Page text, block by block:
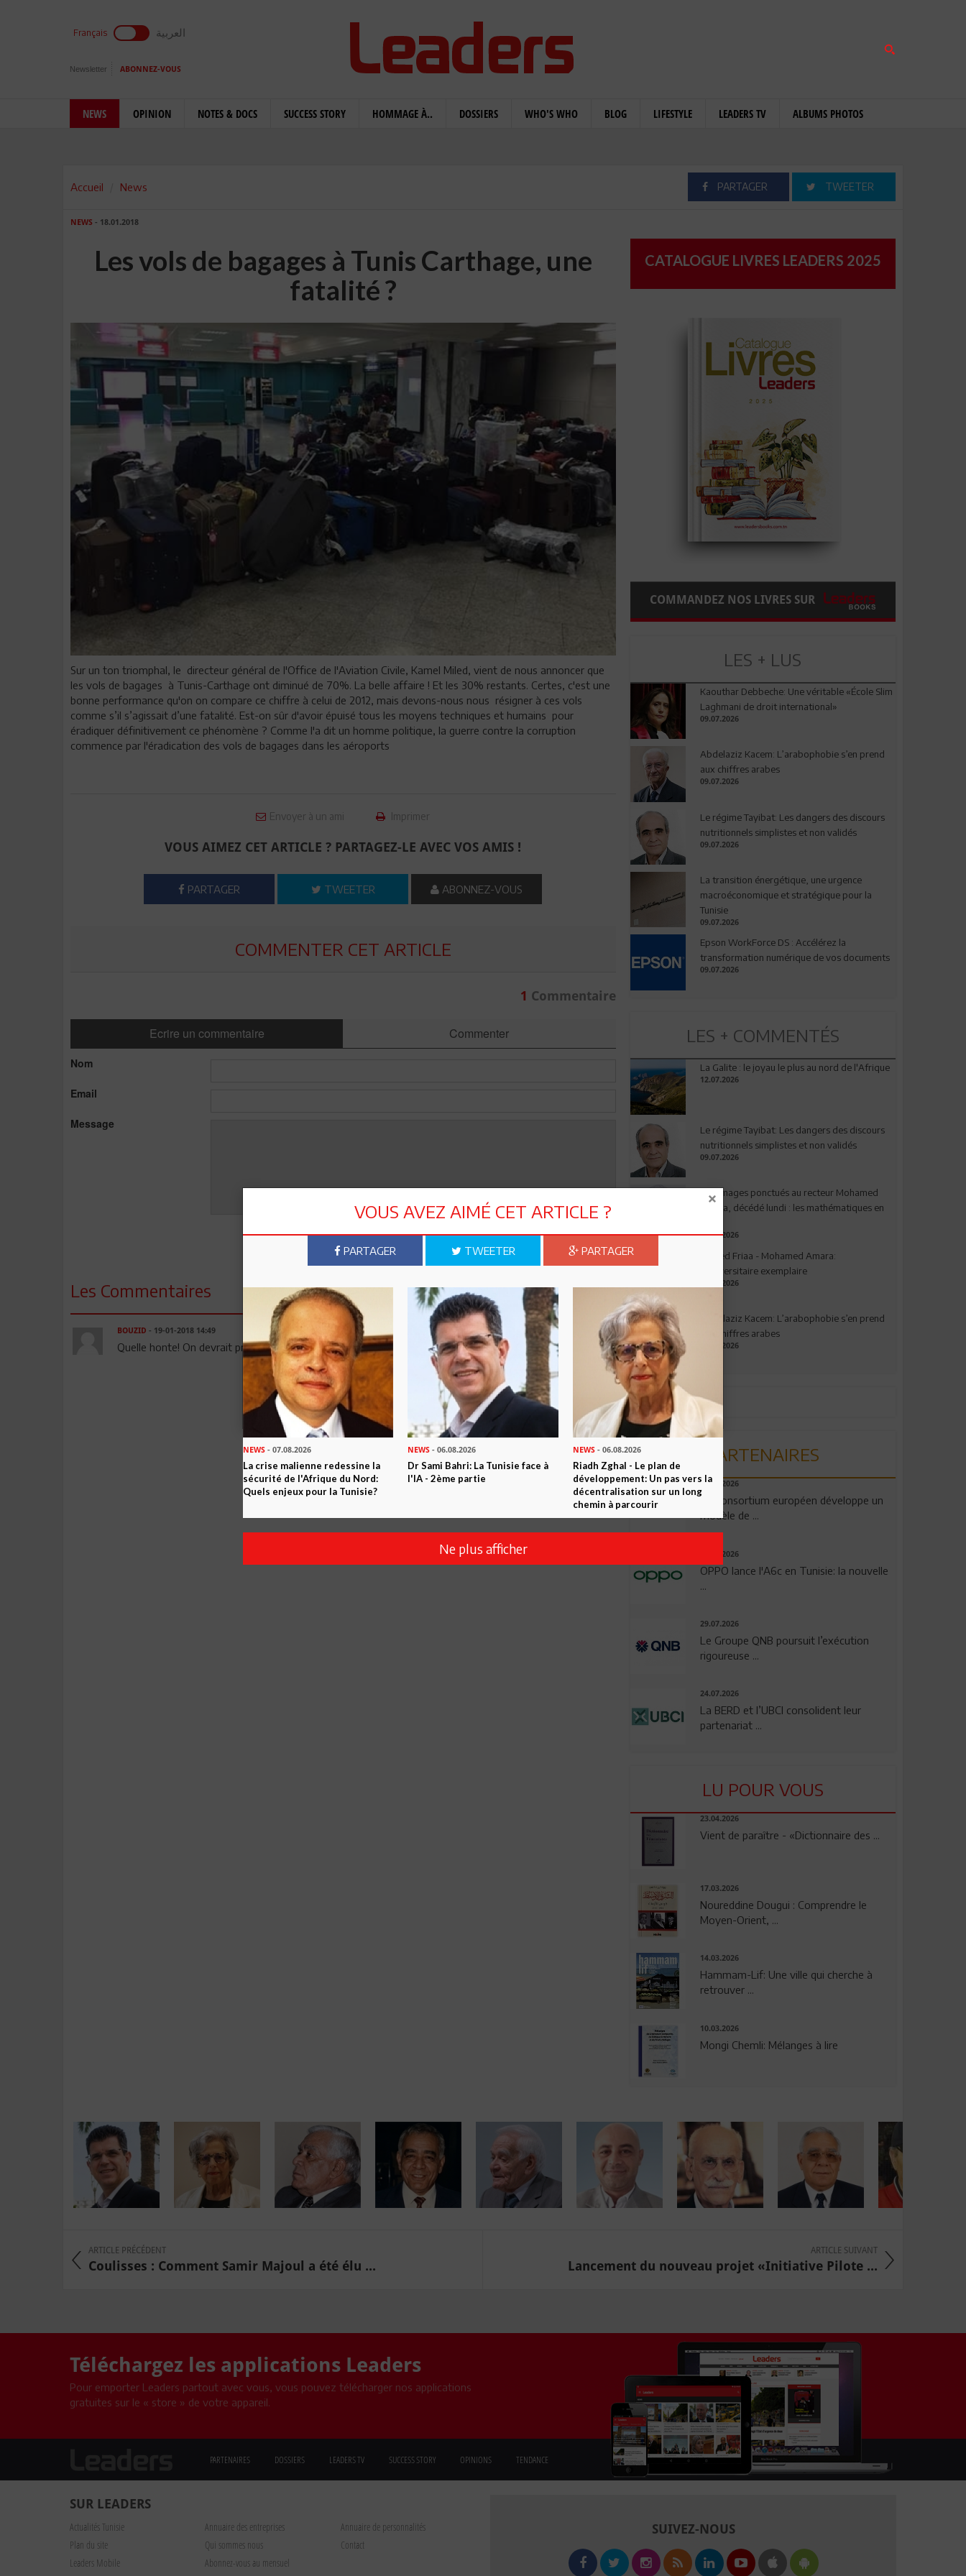
Français العربية
Newsletter ABONNEZ-VOUS
NEWS OPINION NOTES & DOCS SUCCESS STORY HOMMAGE À.. DOSSIERS WHO'S WHO BLOG LIFESTYLE LEADERS TV ALBUMS PHOTOS
Accueil News PARTAGER TWEETER
NEWS - 18.01.2018
Les vols de bagages à Tunis Carthage, une
fatalité ?
Sur un ton triomphal, le directeur général de l'Office de l'Aviation Civile, Kamel Miled, vient de nous annoncer que
les vols de bagages à Tunis-Carthage ont diminué de 70%. La belle affaire ! Et les 30% restants. Certes, c'est une
bonne performance qu'on on compare ce chiffre à celui de 2012, mais devons-nous nous résigner à ces vols
comme s’il s’agissait d’une fatalité. Est-on sûr d'avoir épuisé tous les moyens techniques et humains pour
éradiquer définitivement ce phénomène ? Comme l'a dit un homme politique, la guerre contre la corruption
commence par l'éradication des vols de bagages dans les aéroports
Envoyer à un ami Imprimer
VOUS AIMEZ CET ARTICLE ? PARTAGEZ-LE AVEC VOS AMIS !
PARTAGER TWEETER ABONNEZ-VOUS
COMMENTER CET ARTICLE
1 Commentaire
Ecrire un commentaire Commenter
Nom
Email
Message
Envoyer
Les Commentaires
BOUZID - 19-01-2018 14:49
Quelle honte! On devrait prendre tunisair sans bagages.
CATALOGUE LIVRES LEADERS 2025
COMMANDEZ NOS LIVRES SUR
LES + LUS
Kaouthar Debbeche: Une véritable «École Slim
Laghmani de droit international»
09.07.2026
Abdelaziz Kacem: L’arabophobie s’en prend
aux chiffres arabes
09.07.2026
Le régime Tayibat: Les dangers des discours
nutritionnels simplistes et non validés
09.07.2026
La transition énergétique, une urgence
macroéconomique et stratégique pour la
Tunisie
09.07.2026
Epson WorkForce DS : Accélérez la
transformation numérique de vos documents
09.07.2026
LES + COMMENTÉS
La Galite : le joyau le plus au nord de l'Afrique
12.07.2026
Le régime Tayibat: Les dangers des discours
nutritionnels simplistes et non validés
09.07.2026
Hommages ponctués au recteur Mohamed
Amara, décédé lundi : les mathématiques en
03.08.2026
Ahmed Friaa - Mohamed Amara:
l’Universitaire exemplaire
04.08.2026
Abdelaziz Kacem: L’arabophobie s’en prend
aux chiffres arabes
09.07.2026
PARTENAIRES
06.08.2026
Un consortium européen développe un
modèle de ...
04.08.2026
OPPO lance l'A6c en Tunisie: la nouvelle
...
29.07.2026
Le Groupe QNB poursuit l’exécution
rigoureuse ...
24.07.2026
La BERD et l’UBCI consolident leur
partenariat ...
LU POUR VOUS
23.04.2026
Vient de paraître - «Dictionnaire des ...
17.03.2026
Noureddine Dougui : Comprendre le
Moyen-Orient, ...
14.03.2026
Hammam-Lif: Une ville qui cherche à
retrouver ...
10.03.2026
Mongi Chemli: Mélanges à lire
ARTICLE PRÉCÉDENT
Coulisses : Comment Samir Majoul a été élu ...
ARTICLE SUIVANT
Lancement du nouveau projet «Initiative Pilote ...
Téléchargez les applications Leaders
Pour emporter Leaders partout avec vous, vous pouvez télécharger nos applications
gratuites sur le « store » de votre appareil.
PARTENAIRES DOSSIERS LEADERS TV SUCCESS STORY OPINIONS TENDANCE
SUR LEADERS
Actualités Tunisie Annuaire des entreprises
Annuaire de personnalités
Plan du site
Qui sommes nous
Contact
Leaders Mobile
Abonnez-vous au mensuel
SUIVEZ-NOUS
VOUS AVEZ AIMÉ CET ARTICLE ?
PARTAGER TWEETER PARTAGER
NEWS - 07.08.2026
La crise malienne redessine la
sécurité de l'Afrique du Nord:
Quels enjeux pour la Tunisie?
NEWS - 06.08.2026
Dr Sami Bahri: La Tunisie face à
l'IA - 2ème partie
NEWS- 06.08.2026
Riadh Zghal - Le plan de
développement: Un pas vers la
décentralisation sur un long
chemin à parcourir
Ne plus afficher